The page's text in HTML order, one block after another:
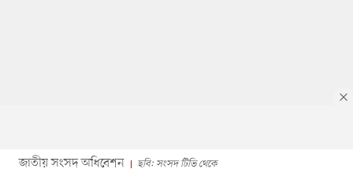
জাতীয় সংসদ অধিবেশন ছবি: সংসদ টিভি থেকে